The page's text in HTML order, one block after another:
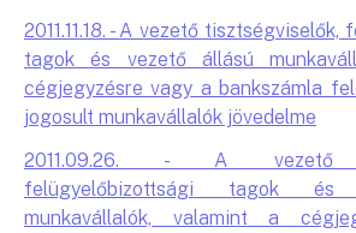
2011.11.18. - A vezető
tagok és vezető állású
cégjegyzésre vagy a bankszámla
jogosult munkavállalók jövedelme
2011.09.26. - A vezető
felügyelőbizottsági tagok
munkavállalók, valamint a